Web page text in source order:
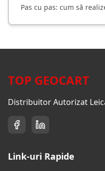
Pas cu pas: cum să
TOP GEOCART
Distribuitor Autorizat
Link-uri Rapide